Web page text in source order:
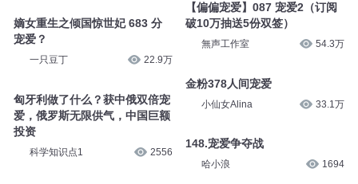
嫡女重生之倾国惊世妃 683 分
宠爱？
一只豆丁 22.9万
匈牙利做了什么？获中俄双倍宠
爱，俄罗斯无限供气，中国巨额
投资
科学知识点1 2556
【偏偏宠爱】087 宠爱2（订阅
破10万抽送5份双签）
無声工作室 54.3万
金粉378人间宠爱
小仙女Alina 33.1万
148.宠爱争夺战
哈小浪 1694